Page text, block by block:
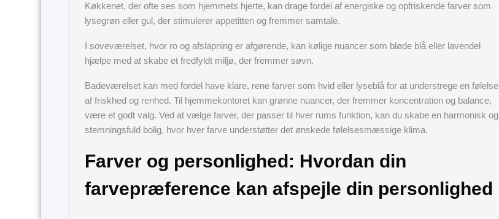
Køkkenet, der ofte ses som hjemmets hjerte, kan drage fordel af energiske og opfriskende farver som
lysegrøn eller gul, der stimulerer appetitten og fremmer samtale.
I soveværelset, hvor ro og afslapning er afgørende, kan kølige nuancer som bløde blå eller lavendel
hjælpe med at skabe et fredfyldt miljø, der fremmer søvn.
Badeværelset kan med fordel have klare, rene farver som hvid eller lyseblå for at understrege en følelse
af friskhed og renhed. Til hjemmekontoret kan grønne nuancer, der fremmer koncentration og balance,
være et godt valg. Ved at vælge farver, der passer til hver rums funktion, kan du skabe en harmonisk og
stemningsfuld bolig, hvor hver farve understøtter det ønskede følelsesmæssige klima.
Farver og personlighed: Hvordan din
farvepræference kan afspejle din personlighed